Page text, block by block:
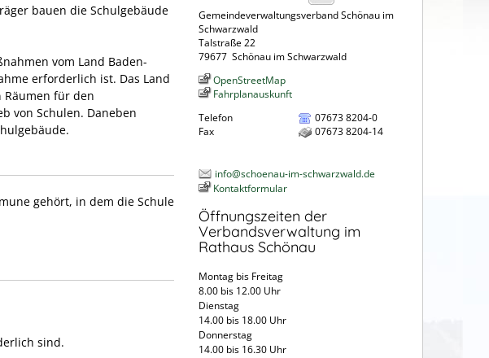
bauen die Schulgebäude
vom Land Baden-
erforderlich ist. Das Land
für den
von Schulen. Daneben
gehört, in dem die Schule
sind.
Gemeindeverwaltungsverband Schönau im
Schwarzwald
Talstraße 22
79677 Schönau im Schwarzwald
OpenStreetMap
Fahrplanauskunft
Telefon
07673 8204-0
Fax
07673 8204-14
info@schoenau-im-schwarzwald.de
Kontaktformular
Öffnungszeiten der
Verbandsverwaltung im
Rathaus Schönau
Montag bis Freitag
8.00 bis 12.00 Uhr
Dienstag
14.00 bis 18.00 Uhr
Donnerstag
14.00 bis 16.30 Uhr